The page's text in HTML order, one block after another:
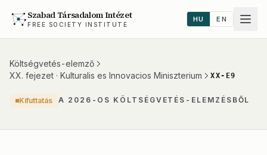
Szabad Társadalom Intézet
FREE SOCIETY INSTITUTE
HU EN
Költségvetés-elemző
XX. fejezet · Kulturalis es Innovacios Miniszterium
XX-E9
Kifuttatás A 2026-OS KÖLTSÉGVETÉS-ELEMZÉSBŐL